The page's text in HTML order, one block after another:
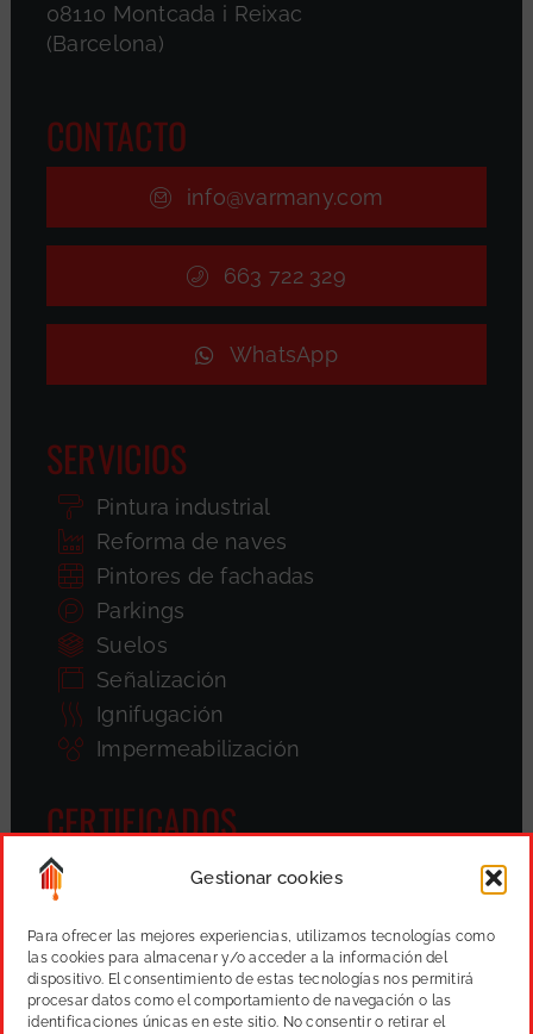
Gestionar cookies
Para ofrecer las mejores experiencias, utilizamos tecnologías como
las cookies para almacenar y/o acceder a la información del
dispositivo. El consentimiento de estas tecnologías nos permitirá
procesar datos como el comportamiento de navegación o las
identificaciones únicas en este sitio. No consentir o retirar el
08110 Montcada i Reixac
(Barcelona)
CONTACTO
info@varmany.com
663 722 329
WhatsApp
SERVICIOS
Pintura industrial
Reforma de naves
Pintores de fachadas
Parkings
Suelos
Señalización
Ignifugación
Impermeabilización
CERTIFICADOS